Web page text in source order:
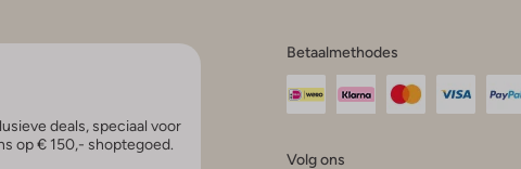
deals, speciaal voor
op € 150,- shoptegoed.
Betaalmethodes
Volg ons